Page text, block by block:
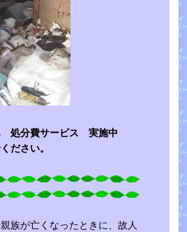
作業
処分費サービス 実施中
ださい。
族が亡くなったときに、故人